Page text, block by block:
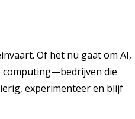
Of het nu gaat om AI,
computing—bedrijven die
experimenteer en blijf